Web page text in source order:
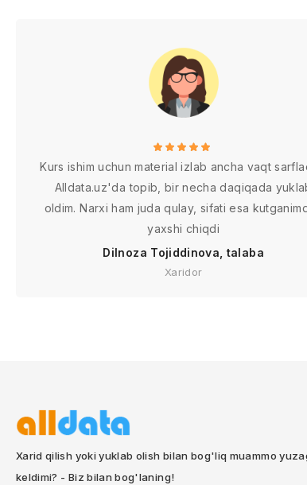
Kurs ishim uchun material izlab ancha vaqt
Alldata.uz'da topib, bir necha daqiqada
oldim. Narxi ham juda qulay, sifati esa
yaxshi chiqdi
Dilnoza Tojiddinova, talaba
Xaridor
Xarid qilish yoki yuklab olish bilan bog'liq muammo
keldimi? - Biz bilan bog'laning!